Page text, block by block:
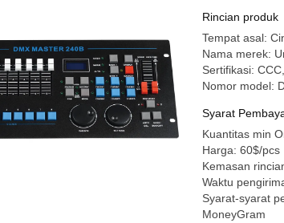
Rincian produk
Tempat asal:
Nama merek:
Sertifikasi:
Nomor model:
Syarat
Kuantitas min
Harga: 60$/pcs
Kemasan
Waktu
Syarat-syarat
MoneyGram